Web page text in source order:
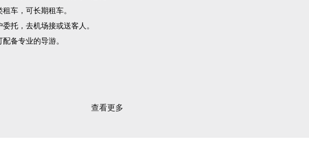
车，可长期租车。
托，去机场接或送客人。
备专业的导游。
查看更多